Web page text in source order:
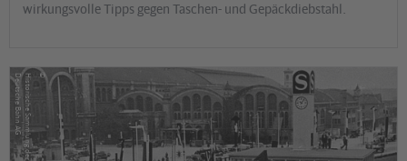
wirkungsvolle Tipps gegen Taschen- und Gepäckdiebstahl.
©
H
is
t
o
r
is
c
h
e
S
a
m
m
lu
n
g
d
e
r
D
e
u
t
s
c
h
e
B
a
h
n
A
G